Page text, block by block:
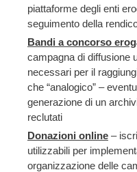
piattaforme degli enti
seguimento della
Bandi a concorso
campagna di diffusione
necessari per il
che “analogico” –
generazione di un
reclutati
Donazioni online –
utilizzabili per
organizzazione delle